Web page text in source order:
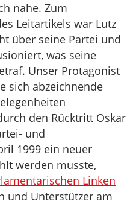
nahe. Zum
Leitartikels war Lutz
über seine Partei und
was seine
Unser Protagonist
sich abzeichnende
den Rücktritt Oskar
und
1999 ein neuer
werden musste,
Linken
und Unterstützer am